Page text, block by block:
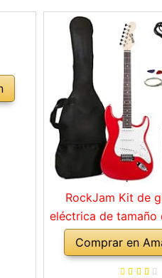
RockJam Kit de
eléctrica de tamaño
con amplificador de
clases, correa,
transporte, púas,
Comprar en